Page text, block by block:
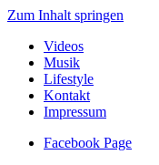
Zum Inhalt springen
Videos
Musik
Lifestyle
Kontakt
Impressum
Facebook Page